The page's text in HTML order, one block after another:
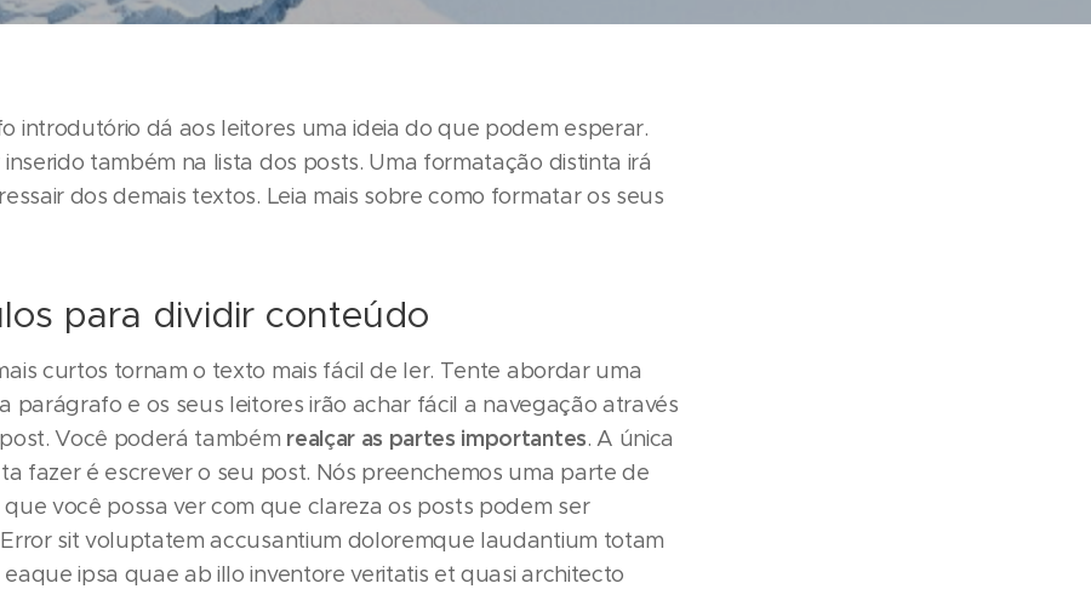
introdutório dá aos leitores uma ideia do que podem esperar.
também na lista dos posts. Uma formatação distinta irá
dos demais textos. Leia mais sobre como formatar os seus
para dividir conteúdo
curtos tornam o texto mais fácil de ler. Tente abordar uma
parágrafo e os seus leitores irão achar fácil a navegação através
Você poderá também realçar as partes importantes. A única
fazer é escrever o seu post. Nós preenchemos uma parte de
você possa ver com que clareza os posts podem ser
sit voluptatem accusantium doloremque laudantium totam
ipsa quae ab illo inventore veritatis et quasi architecto